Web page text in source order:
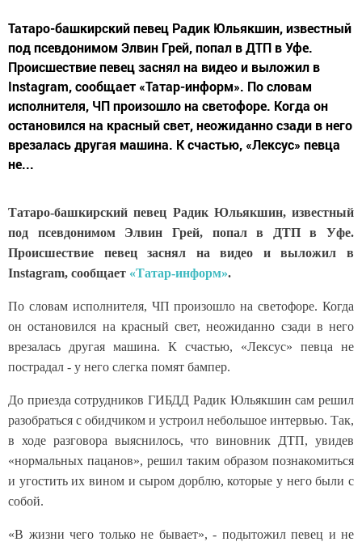
Татаро-башкирский певец Радик Юльякшин, известный
под псевдонимом Элвин Грей, попал в ДТП в Уфе.
Происшествие певец заснял на видео и выложил в
Instagram, сообщает «Татар-информ». По словам
исполнителя, ЧП произошло на светофоре. Когда он
остановился на красный свет, неожиданно сзади в него
врезалась другая машина. К счастью, «Лексус» певца
не...
Татаро-башкирский певец Радик Юльякшин, известный
под псевдонимом Элвин Грей, попал в ДТП в Уфе.
Происшествие певец заснял на видео и выложил в
Instagram, сообщает «Татар-информ».
По словам исполнителя, ЧП произошло на светофоре. Когда
он остановился на красный свет, неожиданно сзади в него
врезалась другая машина. К счастью, «Лексус» певца не
пострадал - у него слегка помят бампер.
До приезда сотрудников ГИБДД Радик Юльякшин сам решил
разобраться с обидчиком и устроил небольшое интервью. Так,
в ходе разговора выяснилось, что виновник ДТП, увидев
«нормальных пацанов», решил таким образом познакомиться
и угостить их вином и сыром дорблю, которые у него были с
собой.
«В жизни чего только не бывает», - подытожил певец и не